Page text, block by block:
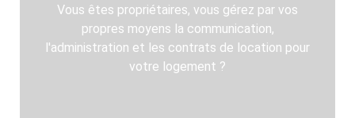
Vous êtes propriétaires, vous gérez par vos
propres moyens la communication,
l'administration et les contrats de location pour
votre logement ?